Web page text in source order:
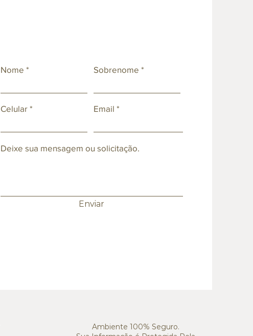
Nome Sobrenome
Celular Email
Deixe sua mensagem ou solicitação.
Enviar
Ambiente 100% Seguro.